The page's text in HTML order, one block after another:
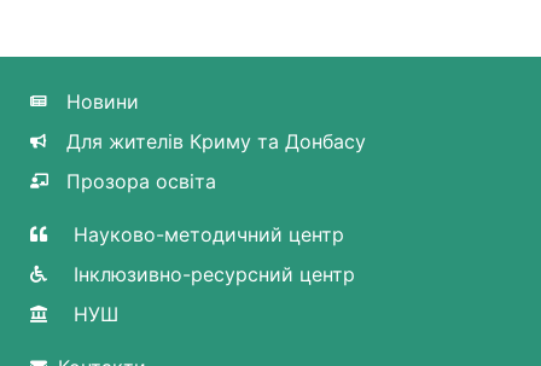
Новини
Для жителів Криму та Донбасу
Прозора освіта
Науково-методичний центр
Інклюзивно-ресурсний центр
НУШ